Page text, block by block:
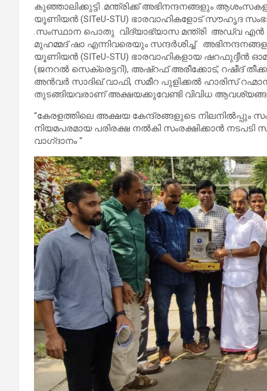
കുഞ്ഞാലിക്കുട്ടി .മന്ത്രിക്ക് അഭിനന്ദനങ്ങളും
യൂണിയൻ (SITeU-STU) ഭാരവാഹികളോട് സൗഹൃദ
.സംസ്ഥാന പൊതു വിദ്യാഭ്യാസ മന്ത്രി അഡ്വ
മുഹമ്മദ് ഷാ എന്നിവരെയും സന്ദർശിച്ച്
യൂണിയൻ (SITeU-STU) ഭാരവാഹികളായ ഷറഫുദ്ദീൻ
(ജനറൽ സെക്രെട്ടറി), അഷ്‌റഫ്‌ അരീക്കോട്, റഷീദ്
അൻവർ സാദിഖ്‌ വാഫി, സമീറ പുളിക്കൽ ഹാരിസ്
തുടങ്ങിയവരാണ് അക്ഷയക്കുവേണ്ടി വിവിധ
“കേരളത്തിലെ അക്ഷയ കേന്ദ്രങ്ങളുടെ നിലനിൽപ്പും
നിയമപരമായ പരിരക്ഷ നൽകി സംരക്ഷിക്കാൻ
വാഗ്‌ദാനം “